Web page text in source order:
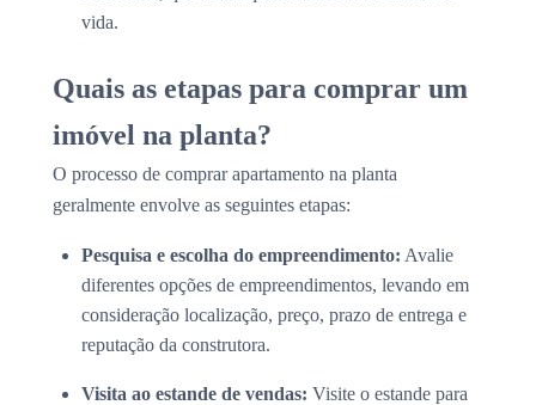
vida.
Quais as etapas para comprar um
imóvel na planta?
O processo de comprar apartamento na planta
geralmente envolve as seguintes etapas:
Pesquisa e escolha do empreendimento: Avalie
diferentes opções de empreendimentos, levando em
consideração localização, preço, prazo de entrega e
reputação da construtora.
Visita ao estande de vendas: Visite o estande para